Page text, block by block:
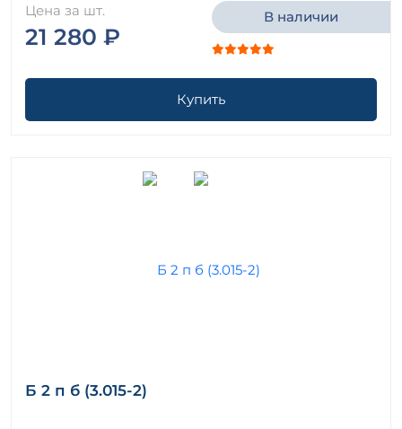
Цена за шт.
21 280 ₽
В наличии
Купить
Б 2 п б (3.015-2)